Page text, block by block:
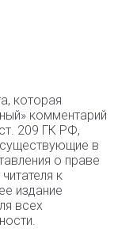
которая
комментарий
209 ГК РФ,
в
о праве
к
издание
всех